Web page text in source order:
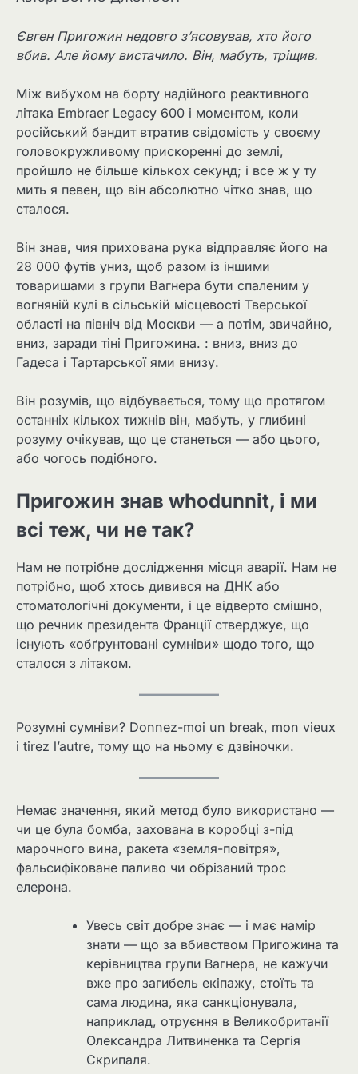
Євген Пригожин недовго з’ясовував, хто його
вбив. Але йому вистачило. Він, мабуть, тріщив.
Між вибухом на борту надійного реактивного
літака Embraer Legacy 600 і моментом, коли
російський бандит втратив свідомість у своєму
головокружливому прискоренні до землі,
пройшло не більше кількох секунд; і все ж у ту
мить я певен, що він абсолютно чітко знав, що
сталося.
Він знав, чия прихована рука відправляє його на
28 000 футів униз, щоб разом із іншими
товаришами з групи Вагнера бути спаленим у
вогняній кулі в сільській місцевості Тверської
області на північ від Москви — а потім, звичайно,
вниз, заради тіні Пригожина. : вниз, вниз до
Гадеса і Тартарської ями внизу.
Він розумів, що відбувається, тому що протягом
останніх кількох тижнів він, мабуть, у глибині
розуму очікував, що це станеться — або цього,
або чогось подібного.
Пригожин знав whodunnit, і ми
всі теж, чи не так?
Нам не потрібне дослідження місця аварії. Нам не
потрібно, щоб хтось дивився на ДНК або
стоматологічні документи, і це відверто смішно,
що речник президента Франції стверджує, що
існують «обґрунтовані сумніви» щодо того, що
сталося з літаком.
Розумні сумніви? Donnez-moi un break, mon vieux
і tirez l’autre, тому що на ньому є дзвіночки.
Немає значення, який метод було використано —
чи це була бомба, захована в коробці з-під
марочного вина, ракета «земля-повітря»,
фальсифіковане паливо чи обрізаний трос
елерона.
Увесь світ добре знає — і має намір
знати — що за вбивством Пригожина та
керівництва групи Вагнера, не кажучи
вже про загибель екіпажу, стоїть та
сама людина, яка санкціонувала,
наприклад, отруєння в Великобританії
Олександра Литвиненка та Сергія
Скрипаля.